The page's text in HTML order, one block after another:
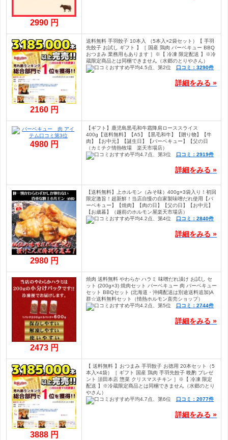
2990 円
2160 円
送料無料 手羽餃子 10本入 （5本入×2袋セット）【 手羽
先餃子 お試し ギフト 】［ 国産 鶏肉 バーベキュー BBQ
おつまみ 業務用もあります ］※【 冷凍 限定配送 】※冷
蔵限定商品とは同梱できません（水郷のとりやさん）
口コミ：3290件
詳細をみる »
4980 円
【ギフト】鹿児島黒毛和牛霜降肩ローススライス
400g【送料無料】【A5】【黒毛和牛】【贈り物】【牛
肉】【お中元】【誕生日】【バーベキュー】【父の日
（カミチク情熱牧場 楽天市場店）
口コミ：2919件
詳細をみる »
2980 円
【送料無料】上ホルモン（みそ味）400g×3袋入り！初回
限定激旨！超新鮮！当店自慢の自家製味噌だれ使用【バ
ーベキュー】【焼肉】【肉の日】【父の日】【お中元】
【お歳暮】（越前のホルモン屋楽天市場店）
口コミ：2840件
詳細をみる »
2473 円
焼肉 送料無料 やわらか ハラミ 味噌だれ漬け お試し セ
ット (200g×3) 焼肉セット バーベキュー 肉 バーベキュー
セット BBQセット (北海道・沖縄配送は別途送料追加)A
群☆送料無料セット（情熱ホルモン直売ショップ）
口コミ：2744件
詳細をみる »
3888 円
【 送料無料 】おつまみ 手羽餃子 お徳用 20本セット（5
本入×4袋）［ ギフト 国産 鶏肉 手羽先餃子 晩酌 プレゼ
ント 須田本店 惣菜 クリスマスチキン ］※【 冷凍 限定
配送 】※冷蔵限定商品とは同梱できません（水郷のとり
やさん）
口コミ：2077件
詳細をみる »